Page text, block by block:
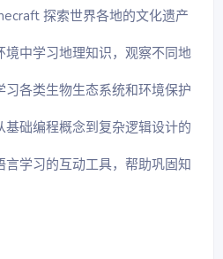
探索世界各地的文化遗产
境中学习地理知识，观察不同地
习各类生物生态系统和环境保护
基础编程概念到复杂逻辑设计的
言学习的互动工具，帮助巩固知